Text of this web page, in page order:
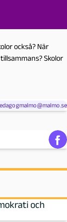
också? När
Skolor
och